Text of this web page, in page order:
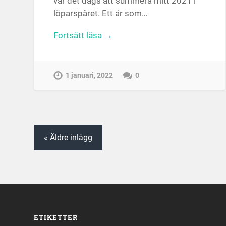
löparspåret. Ett år som…
Fortsätt läsa →
1 januari, 2022 0
« Äldre inlägg
ETIKETTER